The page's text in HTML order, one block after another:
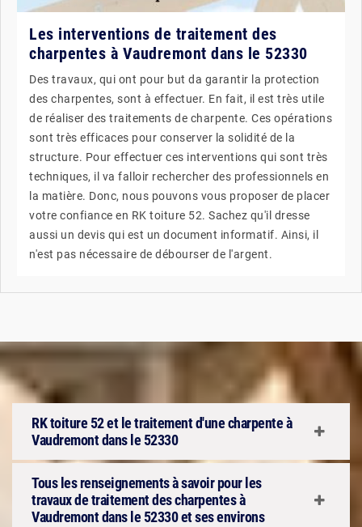
Les interventions de traitement des
charpentes à Vaudremont dans le 52330
Des travaux, qui ont pour but da garantir la protection
des charpentes, sont à effectuer. En fait, il est très utile
de réaliser des traitements de charpente. Ces opérations
sont très efficaces pour conserver la solidité de la
structure. Pour effectuer ces interventions qui sont très
techniques, il va falloir rechercher des professionnels en
la matière. Donc, nous pouvons vous proposer de placer
votre confiance en RK toiture 52. Sachez qu'il dresse
aussi un devis qui est un document informatif. Ainsi, il
n'est pas nécessaire de débourser de l'argent.
RK toiture 52 et le traitement d'une charpente à
Vaudremont dans le 52330
Tous les renseignements à savoir pour les
travaux de traitement des charpentes à
Vaudremont dans le 52330 et ses environs